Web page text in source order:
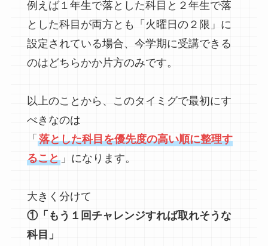
例えば１年生で落とした科目と２年生で落
とした科目が両方とも「火曜日の２限」に
設定されている場合、今学期に受講できる
のはどちらかか片方のみです。
以上のことから、このタイミグで最初にす
べきなのは
「 落とした科目を優先度の高い順に整理す
ること」になります。
大きく分けて
①「もう１回チャレンジすれば取れそうな
科目」